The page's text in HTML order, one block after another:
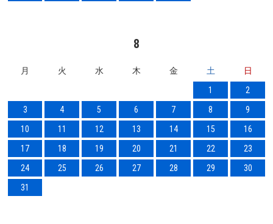
8
月 火 水 木 金 土
日
1
2
3
4 5 6 7 8
9
10
11 12 13 14 15
16
17
18 19 20 21 22
23
24
25 26 27 28 29
30
31